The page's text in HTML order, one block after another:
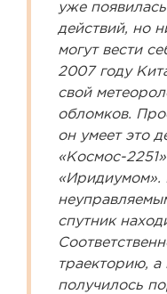
уже
действий, но
могут вести
2007 году
свой
обломков.
он умеет это
«Космос-
«Иридиумом».
спутник
траекторию,
получилось